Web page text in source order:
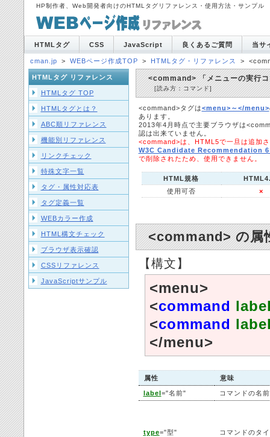
HP制作者、Web開発者向けのHTMLタグリファレンス・使用方法・サンプル
<command> 「メニューの実行コ
[読み方：コマンド]
<command>タグは<menu>～</menu>
あります。
2013年4月時点で主要ブラウザは
認は出来ていません。
<command>は、HTML5で一旦は追加
W3C Candidate Recommendation
で削除されたため、使用できません。
HTML規格
使用可否
×
<command> の属
【構文】
<menu>
<command
<command
</menu>
属性 意味
label ="名前" コマンドの名
type="型" コマンドのタ
HTMLタグ CSS JavaScript 良くあるご質問 当サ
cman.jp > WEBページ作成TOP > HTMLタグ・リファレンス >
HTMLタグ リファレンス
HTMLタグ TOP
HTMLタグとは？
ABC順リファレンス
機能別リファレンス
リンクチェック
特殊文字一覧
タグ・属性対応表
タグ定義一覧
WEBカラー作成
HTML構文チェック
ブラウザ表示確認
CSSリファレンス
JavaScriptサンプル